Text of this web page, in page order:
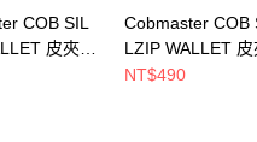
COB SIL
皮夾
Cobmaster COB
LZIP WALLET 皮
Pink
NT$490